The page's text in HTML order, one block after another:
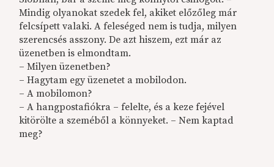
Mindig olyanokat szedek fel, akiket előzőleg már
felcsípett valaki. A feleséged nem is tudja, milyen
szerencsés asszony. De azt hiszem, ezt már az
üzenetben is elmondtam.
– Milyen üzenetben?
– Hagytam egy üzenetet a mobilodon.
– A mobilomon?
– A hangpostafiókra – felelte, és a keze fejével
kitörölte a szeméből a könnyeket. – Nem kaptad
meg?